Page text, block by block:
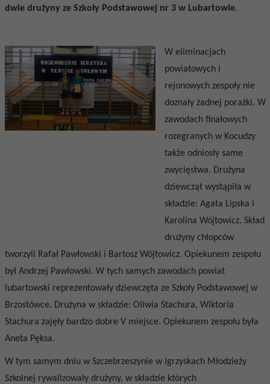
dwie drużyny ze Szkoły Podstawowej nr 3 w Lubartowie.
W eliminacjach
powiatowych i
rejonowych zespoły nie
doznały żadnej porażki. W
zawodach finałowych
rozegranych w Kocudzy
także odniosły same
zwycięstwa. Drużyna
dziewcząt wystąpiła w
składzie: Agata Lipska i
Karolina Wójtowicz. Skład
drużyny chłopców
tworzyli Rafał Pawłowski i Bartosz Wójtowicz. Opiekunem zespołu
był Andrzej Pawłowski. W tych samych zawodach powiat
lubartowski reprezentowały dziewczęta ze Szkoły Podstawowej w
Brzostówce. Drużyna w składzie: Oliwia Stachura, Wiktoria
Stachura zajęły bardzo dobre V miejsce. Opiekunem zespołu była
Aneta Pęksa.
W tym samym dniu w Szczebrzeszynie w Igrzyskach Młodzieży
Szkolnej rywalizowały drużyny, w składzie których